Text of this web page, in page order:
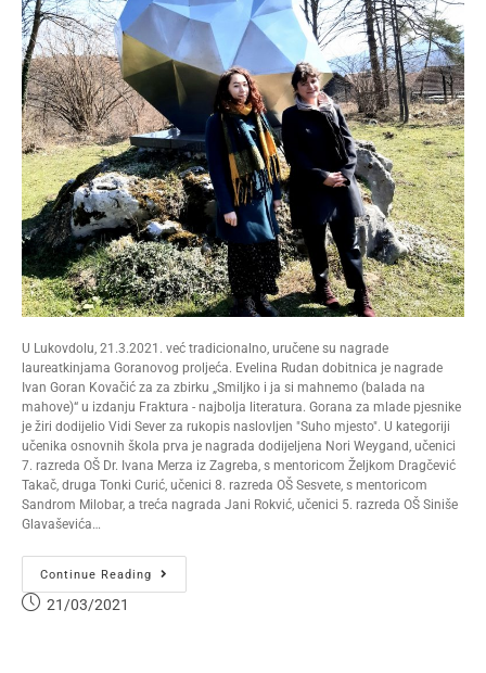
U Lukovdolu, 21.3.2021. već tradicionalno, uručene su nagrade
laureatkinjama Goranovog proljeća. Evelina Rudan dobitnica je nagrade
Ivan Goran Kovačić za za zbirku „Smiljko i ja si mahnemo (balada na
mahove)“ u izdanju Fraktura - najbolja literatura. Gorana za mlade pjesnike
je žiri dodijelio Vidi Sever za rukopis naslovljen "Suho mjesto". U kategoriji
učenika osnovnih škola prva je nagrada dodijeljena Nori Weygand, učenici
7. razreda OŠ Dr. Ivana Merza iz Zagreba, s mentoricom Željkom Dragčević
Takač, druga Tonki Curić, učenici 8. razreda OŠ Sesvete, s mentoricom
Sandrom Milobar, a treća nagrada Jani Rokvić, učenici 5. razreda OŠ Siniše
Glavaševića…
Continue Reading
21/03/2021